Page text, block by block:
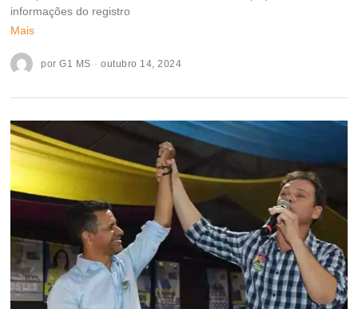
informações do registro
Mais
porG1 MS outubro 14, 2024